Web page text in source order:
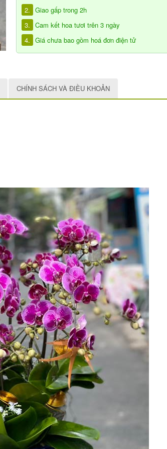
2. Giao gấp trong 2h
3. Cam kết hoa tươi trên 3 ngày
4. Giá chưa bao gồm hoá đơn điện tử
CHÍNH SÁCH VÀ ĐIỀU KHOẢN